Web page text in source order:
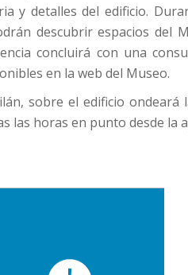
y detalles del edificio.
descubrir espacios del
concluirá con una
en la web del Museo.
sobre el edificio
las horas en punto desde la